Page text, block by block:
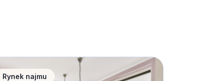
na rynku nieruchomości a wynajem
Rynek najmu